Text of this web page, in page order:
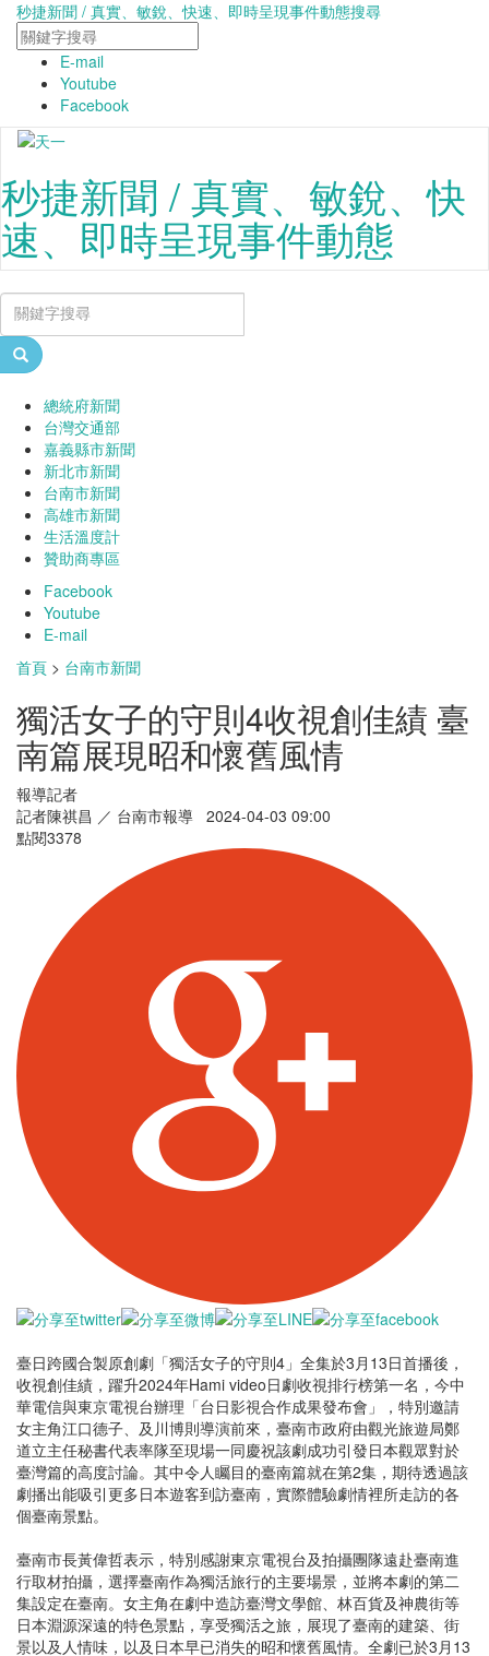
秒捷新聞 / 真實、敏銳、快速、即時呈現事件動態搜尋
E-mail
Youtube
Facebook
秒捷新聞 / 真實、敏銳、快
速、即時呈現事件動態
總統府新聞
台灣交通部
嘉義縣市新聞
新北市新聞
台南市新聞
高雄市新聞
生活溫度計
贊助商專區
Facebook
Youtube
E-mail
首頁 > 台南市新聞
獨活女子的守則4收視創佳績 臺
南篇展現昭和懷舊風情
報導記者
記者陳祺昌 ／ 台南市報導 2024-04-03 09:00
點閱3378
臺日跨國合製原創劇「獨活女子的守則4」全集於3月13日首播後，
收視創佳績，躍升2024年Hami video日劇收視排行榜第一名，今中
華電信與東京電視台辦理「台日影視合作成果發布會」，特別邀請
女主角江口德子、及川博則導演前來，臺南市政府由觀光旅遊局鄭
道立主任秘書代表率隊至現場一同慶祝該劇成功引發日本觀眾對於
臺灣篇的高度討論。其中令人矚目的臺南篇就在第2集，期待透過該
劇播出能吸引更多日本遊客到訪臺南，實際體驗劇情裡所走訪的各
個臺南景點。
臺南市長黃偉哲表示，特別感謝東京電視台及拍攝團隊遠赴臺南進
行取材拍攝，選擇臺南作為獨活旅行的主要場景，並將本劇的第二
集設定在臺南。女主角在劇中造訪臺灣文學館、林百貨及神農街等
日本淵源深遠的特色景點，享受獨活之旅，展現了臺南的建築、街
景以及人情味，以及日本早已消失的昭和懷舊風情。全劇已於3月13